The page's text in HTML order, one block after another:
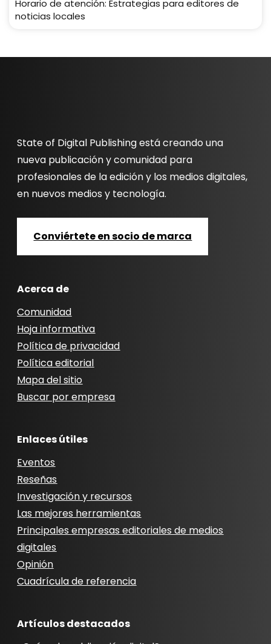
Horario de atención: Estrategias para editores de
noticias locales
State of Digital Publishing está creando una
nueva publicación y comunidad para
profesionales de la edición y los medios digitales,
en nuevos medios y tecnología.
Conviértete en socio de marca
Acerca de
Comunidad
Hoja informativa
Política de privacidad
Política editorial
Mapa del sitio
Buscar por empresa
Enlaces útiles
Eventos
Reseñas
Investigación y recursos
Las mejores herramientas
Principales empresas editoriales de medios
digitales
Opinión
Cuadrícula de referencia
Artículos destacados